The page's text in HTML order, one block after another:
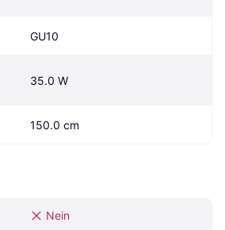
GU10
35.0 W
150.0 cm
Nein